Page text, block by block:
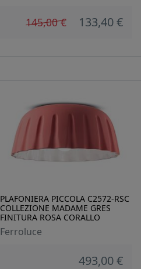
145,00 € 133,40 €
PLAFONIERA PICCOLA C2572-RSC
COLLEZIONE MADAME GRES
FINITURA ROSA CORALLO
Ferroluce
493,00 €